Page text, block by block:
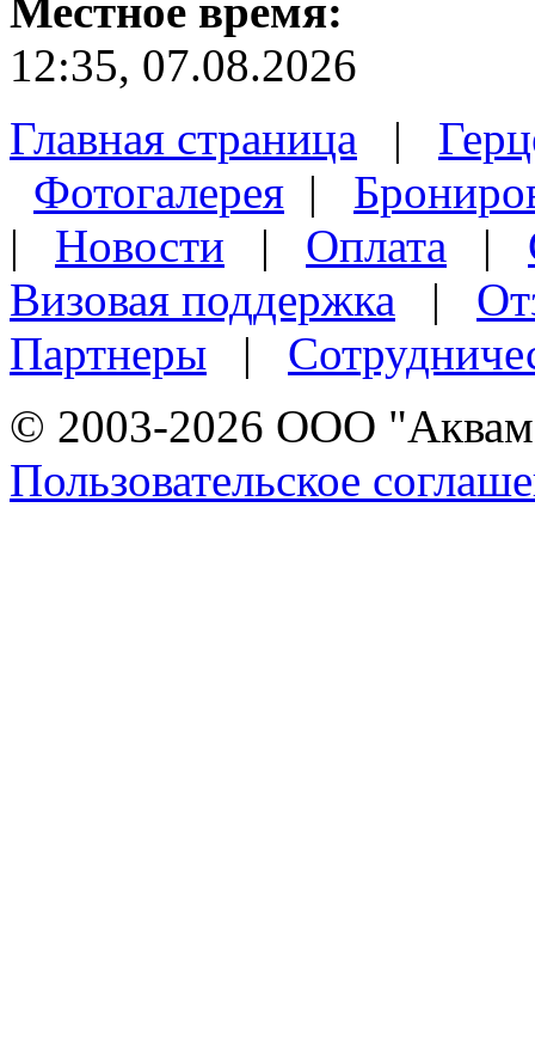
Местное время:
12:35, 07.08.2026
Главная страница |
Фотогалерея |
| Новости | Оплата |
Визовая поддержка |
Партнеры |
© 2003-2026 ООО
Пользовательское